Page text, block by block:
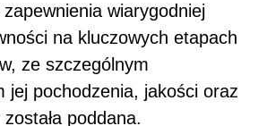
wiarygodniej
na kluczowych etapach
ze szczególnym
jej pochodzenia, jakości oraz
poddana.